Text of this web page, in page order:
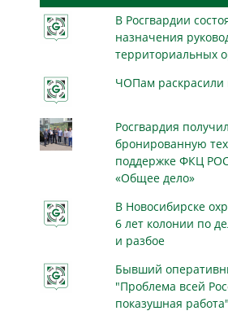
В Росгвардии
назначения
территориальных
ЧОПам раскрасили
Росгвардия
бронированную
поддержке ФКЦ
«Общее дело»
В Новосибирске
6 лет колонии по
и разбое
Бывший
"Проблема всей
показушная работа"